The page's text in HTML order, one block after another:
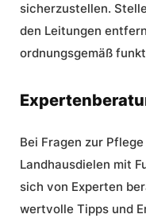
sicherzustellen.
den Leitungen
ordnungsgemäß
Bei Fragen zur
Landhausdielen mit
sich von Experten
wertvolle Tipps und